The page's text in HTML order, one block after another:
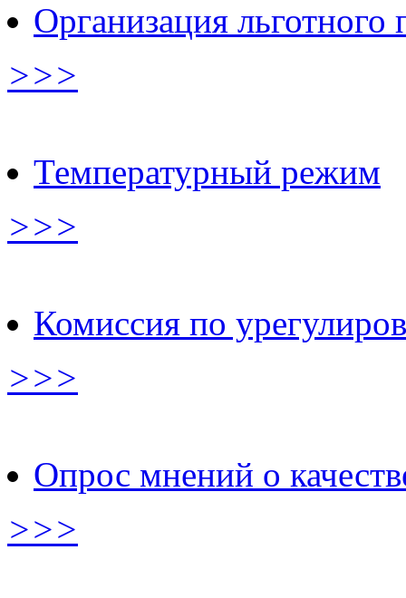
Организация льготного
>>>
Температурный режим
>>>
Комиссия по
>>>
Опрос мнений о
>>>